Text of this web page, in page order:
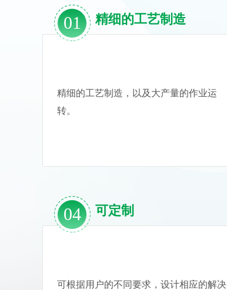
01 精细的工艺制造
精细的工艺制造，以及大产量的作业运
转。
04 可定制
可根据用户的不同要求，设计相应的解决